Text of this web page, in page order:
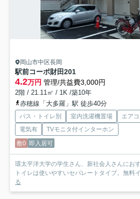
岡山市中区長岡
駅前コーポ財田201
4.2万円 管理/共益費3,000円
2階 / 21.11㎡ / 1K /築10年
赤穂線「大多羅」駅 徒歩40分
バス・トイレ別 室内洗濯機置場 エア
電気有
TVモニタ付インターホン
敷0 即入居可
環太平洋大学の学生さん、新社会人さんにお
トイレは使いやすいセパレートタイプ。無料
る